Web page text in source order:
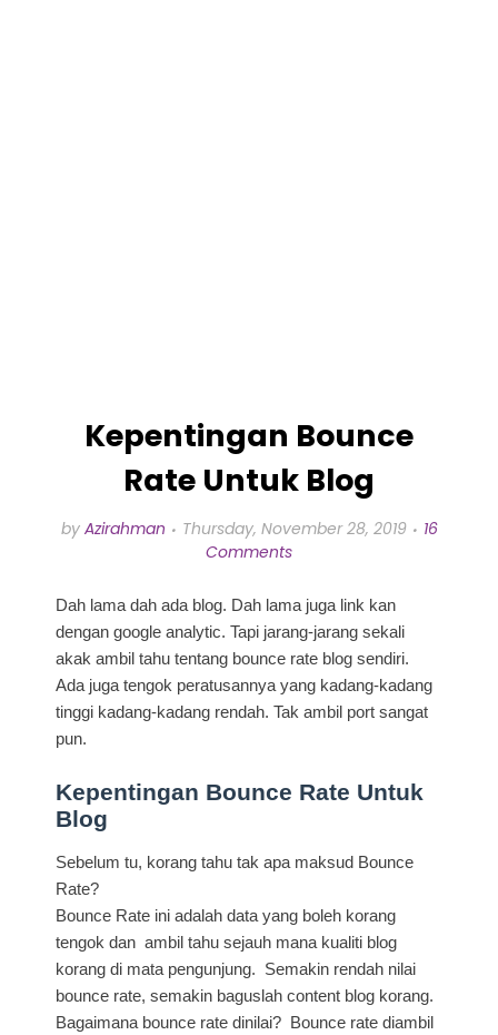
Kepentingan Bounce
Rate Untuk Blog
by Azirahman Thursday, November 28, 2019
16
Comments
Dah lama dah ada blog. Dah lama juga link kan
dengan google analytic. Tapi jarang-jarang sekali
akak ambil tahu tentang bounce rate blog sendiri.
Ada juga tengok peratusannya yang kadang-kadang
tinggi kadang-kadang rendah. Tak ambil port sangat
pun.
Kepentingan Bounce Rate Untuk
Blog
Sebelum tu, korang tahu tak apa maksud Bounce
Rate?
Bounce Rate ini adalah data yang boleh korang
tengok dan ambil tahu sejauh mana kualiti blog
korang di mata pengunjung. Semakin rendah nilai
bounce rate, semakin baguslah content blog korang.
Bagaimana bounce rate dinilai? Bounce rate diambil